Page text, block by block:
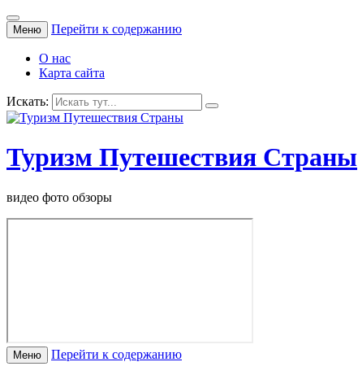
Меню Перейти к содержанию
О нас
Карта сайта
Искать:
Туризм Путешествия Страны
видео фото обзоры
Меню Перейти к содержанию